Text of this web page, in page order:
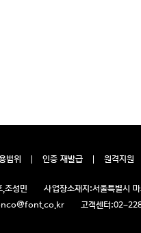
범위 인증 재발급 원격지원
,조성민 사업장소재지:서울특별시
고객센터:02-